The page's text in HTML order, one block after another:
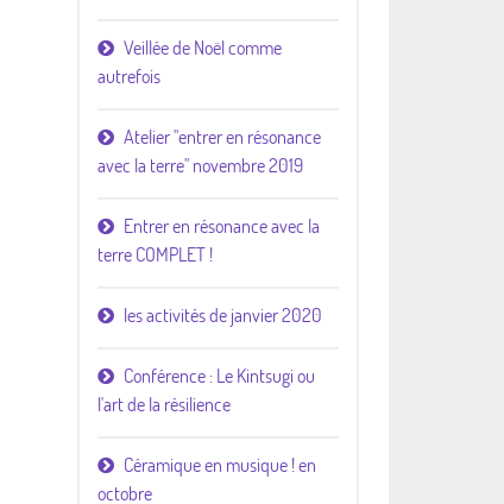
Veillée de Noël comme
autrefois
Atelier "entrer en résonance
avec la terre" novembre 2019
Entrer en résonance avec la
terre COMPLET !
les activités de janvier 2020
Conférence : Le Kintsugi ou
l'art de la résilience
Céramique en musique ! en
octobre